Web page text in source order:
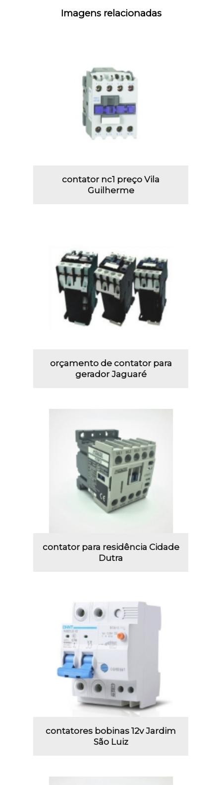
Imagens relacionadas
contator nc1 preço Vila
Guilherme
orçamento de contator para
gerador Jaguaré
contator para residência Cidade
Dutra
contatores bobinas 12v Jardim
São Luiz